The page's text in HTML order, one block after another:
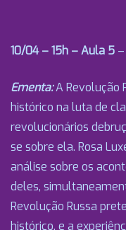
10/04 – 15h – Aula 5
Ementa:A Revolução
histórico na luta de
revolucionários
se sobre ela. Rosa
análise sobre os
deles,
Revolução Russa
histórico, e a